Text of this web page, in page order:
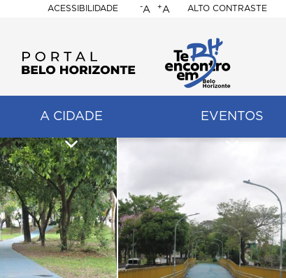
ACESSIBILIDADE
BELO
HORIZONTE
-A +A ALTO CONTRASTE
A CIDADE EVENTOS